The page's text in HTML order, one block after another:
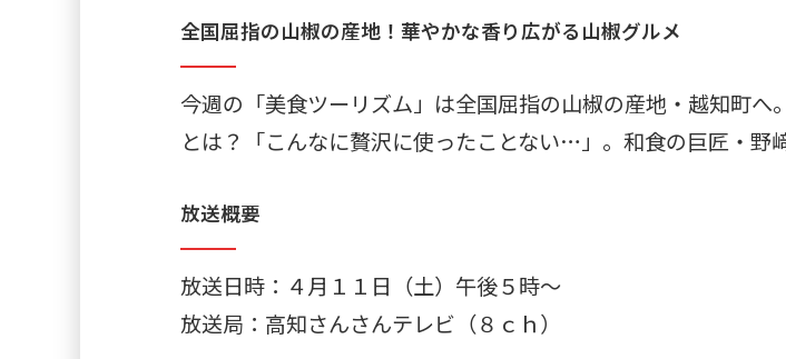
全国屈指の山椒の産地！華やかな香り広がる山椒グルメ
今週の「美食ツーリズム」は全国屈指の山椒の産地・越知町
とは？「こんなに贅沢に使ったことない…」。和食の巨匠・野
放送概要
放送日時：４月１１日（土）午後５時～
放送局：高知さんさんテレビ（８ｃｈ）